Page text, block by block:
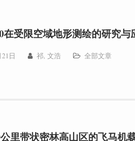
在受限空域地形测绘的研究与
日 祁, 文浩 全部文章
里带状密林高山区的飞马机